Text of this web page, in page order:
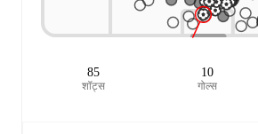
85
शॉट्स
10
गोल्स